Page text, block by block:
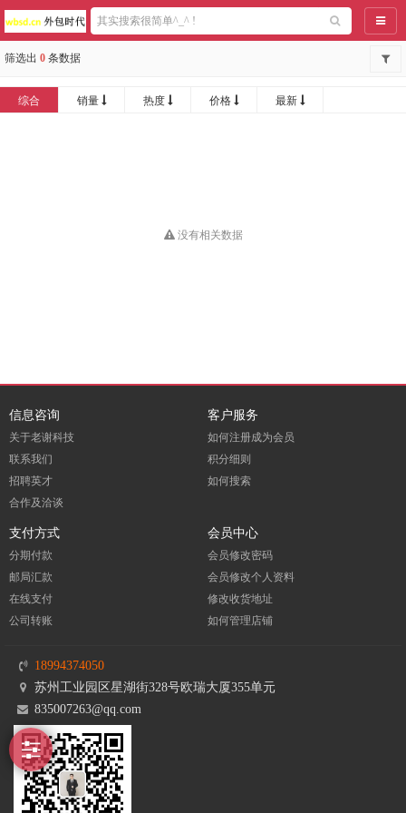
导航
筛选出 0 条数据
综合 销量 热度 价格 最新
没有相关数据
信息咨询
关于老谢科技
联系我们
招聘英才
合作及洽谈
客户服务
如何注册成为会员
积分细则
如何搜索
支付方式
分期付款
邮局汇款
在线支付
公司转账
会员中心
会员修改密码
会员修改个人资料
修改收货地址
如何管理店铺
18994374050
苏州工业园区星湖街328号欧瑞大厦355单元
835007263@qq.com